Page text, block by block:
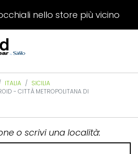
nello store più vicino
ITALIA
SICILIA
- CITTÀ METROPOLITANA DI
o scrivi una località: